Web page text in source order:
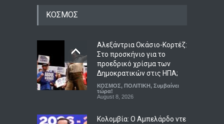
Ενεργειακή κλάση κτιρίου:
τι σημαίνει στην πράξη
ΟΙΚΟΝΟΜΙΑ
August 9, 2026
ΚΟΣΜΟΣ
Αλεξάντρια Οκάσιο-Κορτέζ:
Στο προσκήνιο για το
προεδρικό χρίσμα των
Δημοκρατικών στις ΗΠΑ;
ΚΟΣΜΟΣ, ΠΟΛΙΤΙΚΗ, Συμβαίνει
τώρα!
August 8, 2026
Κολομβία: Ο Αμπελάρδο ντε